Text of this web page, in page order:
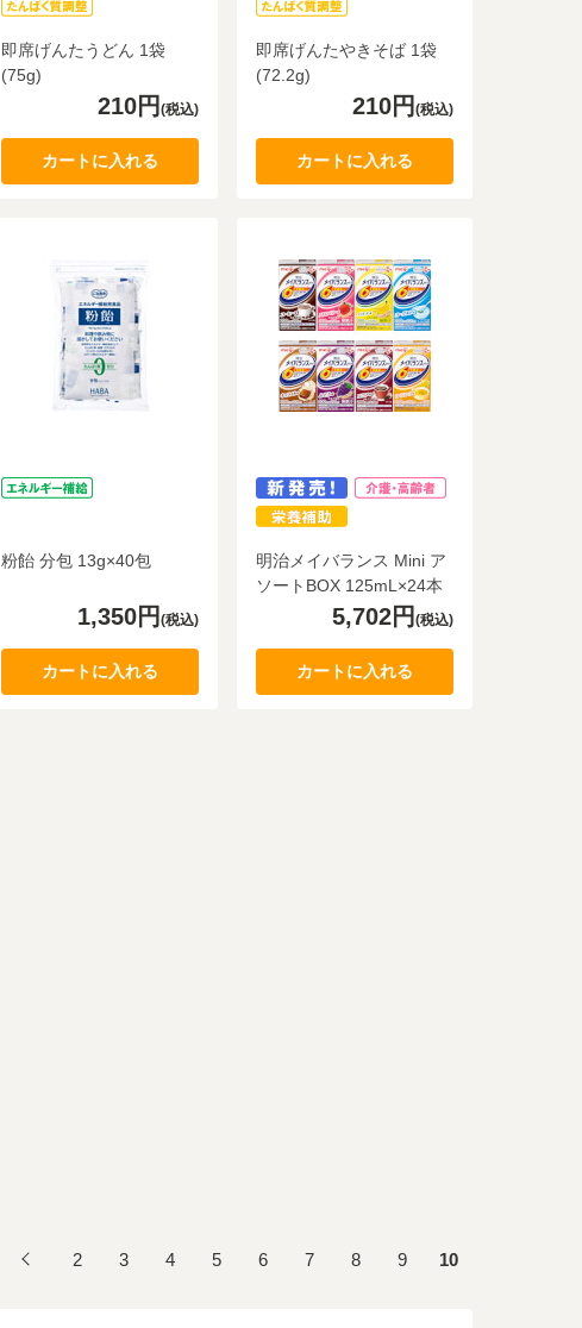
17
24
即席げんたうどん 1袋
(75g)
210円 (税込)
カートに入れる
即席げんたやきそば 1袋
(72.2g)
210円 (税込)
カートに入れる
粉飴 分包 13g×40包
1,350円 (税込)
カートに入れる
明治メイバランス Mini ア
ソートBOX 125mL×24本
5,702円 (税込)
カートに入れる
2 3 4 5 6 7 8 9 10